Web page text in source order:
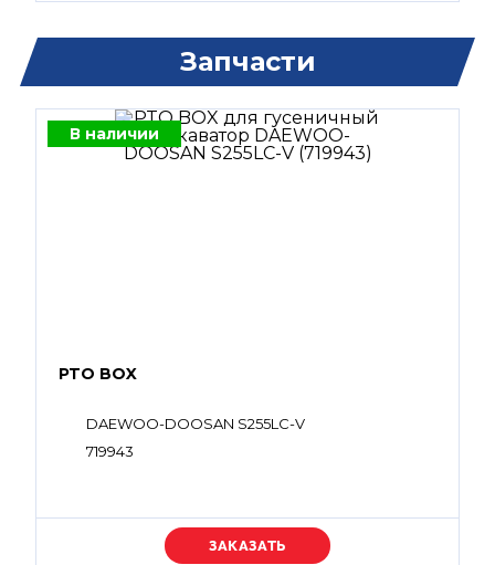
Запчасти
В наличии
PTO BOX
DAEWOO-DOOSAN S255LC-V
719943
Уточняйте цену